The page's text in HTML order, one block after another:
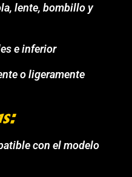
lente, bombillo y
e inferior
o ligeramente
con el modelo